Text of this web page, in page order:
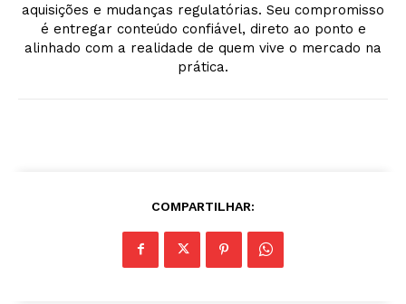
aquisições e mudanças regulatórias. Seu compromisso
é entregar conteúdo confiável, direto ao ponto e
alinhado com a realidade de quem vive o mercado na
prática.
COMPARTILHAR: